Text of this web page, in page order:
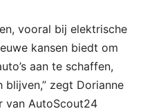
vooral bij elektrische
kansen biedt om
aan te schaffen,
zegt Dorianne
van AutoScout24